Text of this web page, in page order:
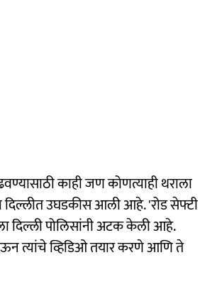
काही जण कोणत्याही थराला
उघडकीस आली आहे. 'रोड सेफ्टी
दिल्ली पोलिसांनी अटक केली आहे.
त्यांचे व्हिडिओ तयार करणे आणि ते